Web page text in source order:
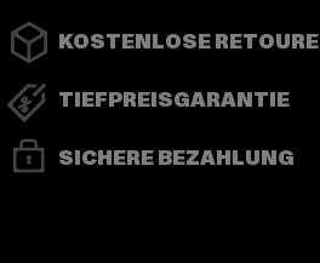
KOSTENLOSE RETOURE
TIEFPREISGARANTIE
SICHERE BEZAHLUNG